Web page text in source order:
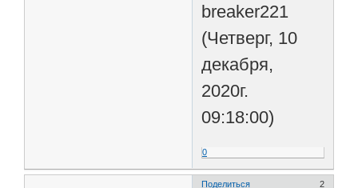
breaker221
(Четверг, 10
декабря,
2020г.
09:18:00)
0
Поделиться
2